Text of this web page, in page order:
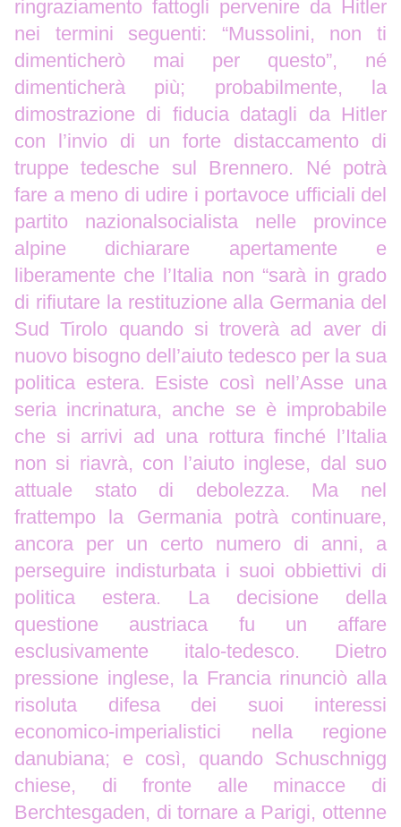
ringraziamento fattogli pervenire da Hitler
nei termini seguenti: “Mussolini, non ti
dimenticherò mai per questo”, né
dimenticherà più; probabilmente, la
dimostrazione di fiducia datagli da Hitler
con l’invio di un forte distaccamento di
truppe tedesche sul Brennero. Né potrà
fare a meno di udire i portavoce ufficiali del
partito nazionalsocialista nelle province
alpine dichiarare apertamente e
liberamente che l’Italia non “sarà in grado
di rifiutare la restituzione alla Germania del
Sud Tirolo quando si troverà ad aver di
nuovo bisogno dell’aiuto tedesco per la sua
politica estera. Esiste così nell’Asse una
seria incrinatura, anche se è improbabile
che si arrivi ad una rottura finché l’Italia
non si riavrà, con l’aiuto inglese, dal suo
attuale stato di debolezza. Ma nel
frattempo la Germania potrà continuare,
ancora per un certo numero di anni, a
perseguire indisturbata i suoi obbiettivi di
politica estera. La decisione della
questione austriaca fu un affare
esclusivamente italo-tedesco. Dietro
pressione inglese, la Francia rinunciò alla
risoluta difesa dei suoi interessi
economico-imperialistici nella regione
danubiana; e così, quando Schuschnigg
chiese, di fronte alle minacce di
Berchtesgaden, di tornare a Parigi, ottenne